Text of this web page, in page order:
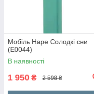
Мобіль Hape Солодкі сни
(E0044)
В наявності
1 950 ₴ 2 598 ₴